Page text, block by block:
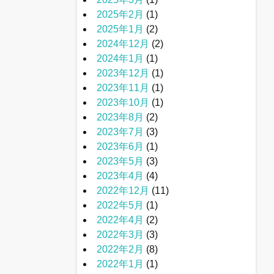
2025年2月 (1)
2025年1月 (2)
2024年12月 (2)
2024年1月 (1)
2023年12月 (1)
2023年11月 (1)
2023年10月 (1)
2023年8月 (2)
2023年7月 (3)
2023年6月 (1)
2023年5月 (3)
2023年4月 (4)
2022年12月 (11)
2022年5月 (1)
2022年4月 (2)
2022年3月 (3)
2022年2月 (8)
2022年1月 (1)